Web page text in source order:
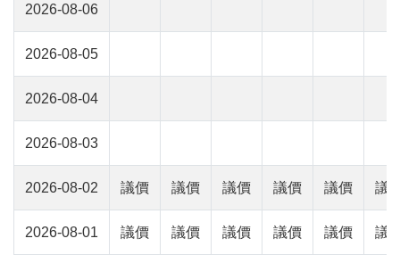
2026-08-06
2026-08-05
2026-08-04
2026-08-03
2026-08-02 議價 議價 議價 議價 議價 議
2026-08-01 議價 議價 議價 議價 議價 議